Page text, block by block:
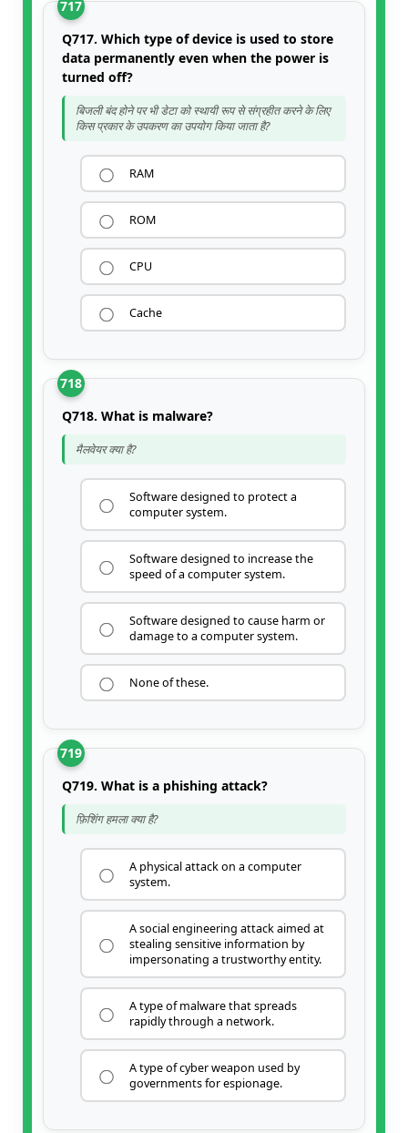
717
Q717. Which type of device is used to store
data permanently even when the power is
turned off?
बिजली बंद होने पर भी डेटा को स्थायी रूप से संग्रहीत करने के लिए
किस प्रकार के उपकरण का उपयोग किया जाता है?
RAM
ROM
CPU
Cache
718
Q718. What is malware?
मैलवेयर क्या है?
Software designed to protect a
computer system.
Software designed to increase the
speed of a computer system.
Software designed to cause harm or
damage to a computer system.
None of these.
719
Q719. What is a phishing attack?
फ़िशिंग हमला क्या है?
A physical attack on a computer
system.
A social engineering attack aimed at
stealing sensitive information by
impersonating a trustworthy entity.
A type of malware that spreads
rapidly through a network.
A type of cyber weapon used by
governments for espionage.